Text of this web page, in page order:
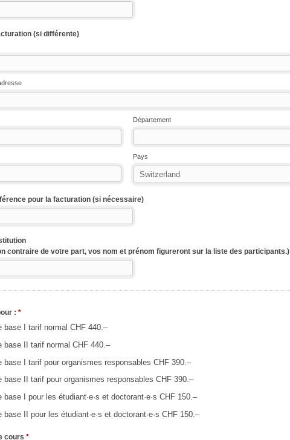
(si différente)
Département
Pays
pour la facturation (si nécessaire)
contraire de votre part, vos nom et prénom figureront sur la liste des participants.)
: *
base I tarif normal CHF 440.–
base II tarif normal CHF 440.–
base I tarif pour organismes responsables CHF 390.–
base II tarif pour organismes responsables CHF 390.–
base I pour les étudiant·e·s et doctorant·e·s CHF 150.–
base II pour les étudiant·e·s et doctorant·e·s CHF 150.–
cours *